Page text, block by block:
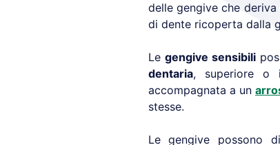
delle gengive che
di dente ricoperta dalla
Le gengive sensibili
dentaria, superiore o
accompagnata a un
stesse.
Le gengive possono